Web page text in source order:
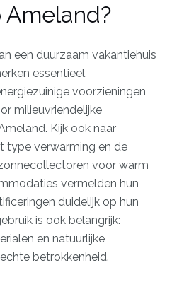
een duurzaam vakantiehuis
essentieel.
voorzieningen
milieuvriendelijke
Kijk ook naar
type verwarming en de
voor warm
vermelden hun
duidelijk op hun
is ook belangrijk:
en natuurlijke
betrokkenheid.